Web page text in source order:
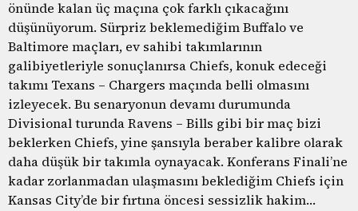
önünde kalan üç maçına çok farklı çıkacağını
düşünüyorum. Sürpriz beklemediğim Buffalo ve
Baltimore maçları, ev sahibi takımlarının
galibiyetleriyle sonuçlanırsa Chiefs, konuk edeceği
takımı Texans – Chargers maçında belli olmasını
izleyecek. Bu senaryonun devamı durumunda
Divisional turunda Ravens – Bills gibi bir maç bizi
beklerken Chiefs, yine şansıyla beraber kalibre olarak
daha düşük bir takımla oynayacak. Konferans Finali’ne
kadar zorlanmadan ulaşmasını beklediğim Chiefs için
Kansas City’de bir fırtına öncesi sessizlik hakim…